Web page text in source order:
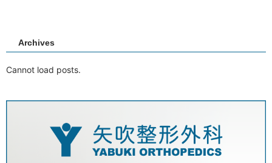
Archives
Cannot load posts.